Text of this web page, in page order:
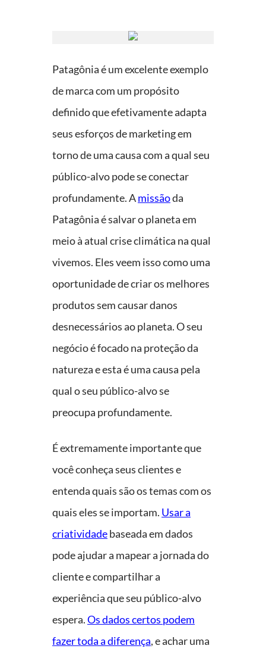
Patagônia é um excelente exemplo
de marca com um propósito
definido que efetivamente adapta
seus esforços de marketing em
torno de uma causa com a qual seu
público-alvo pode se conectar
profundamente. Amissãoda
Patagônia é salvar o planeta em
meio à atual crise climática na qual
vivemos. Eles veem isso como uma
oportunidade de criar os melhores
produtos sem causar danos
desnecessários ao planeta. O seu
negócio é focado na proteção da
natureza e esta é uma causa pela
qual o seu público-alvo se
preocupa profundamente.
É extremamente importante que
você conheça seus clientes e
entenda quais são os temas com os
quais eles se importam. Usar a
criatividadebaseada em dados
pode ajudar a mapear a jornada do
cliente e compartilhar a
experiência que seu público-alvo
espera.Os dados certos podem
fazer toda a diferença, e achar uma